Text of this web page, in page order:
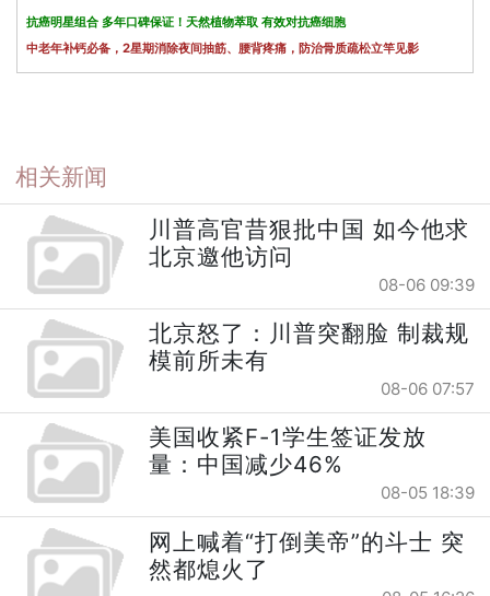
抗癌明星组合 多年口碑保证！天然植物萃取 有效对抗癌细胞
中老年补钙必备，2星期消除夜间抽筋、腰背疼痛，防治骨质疏松立竿见影
相关新闻
川普高官昔狠批中国 如今他求
北京邀他访问
08-06 09:39
北京怒了：川普突翻脸 制裁规
模前所未有
08-06 07:57
美国收紧F-1学生签证发放
量：中国减少46%
08-05 18:39
网上喊着“打倒美帝”的斗士 突
然都熄火了